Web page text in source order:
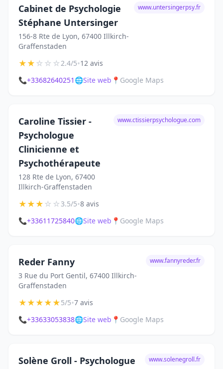
Cabinet de Psychologie
Stéphane Untersinger
156-8 Rte de Lyon, 67400 Illkirch-
Graffenstaden
www.untersingerpsy.fr
★★☆☆☆2.4/5•12 avis
📞+33682640251 🌐Site web 📍 Google Maps
Caroline Tissier -
Psychologue
Clinicienne et
Psychothérapeute
128 Rte de Lyon, 67400
Illkirch-Graffenstaden
www.ctissierpsychologue.com
★★★☆☆3.5/5•8 avis
📞+33611725840🌐Site web 📍 Google Maps
Reder Fanny
3 Rue du Port Gentil, 67400 Illkirch-
Graffenstaden
www.fannyreder.fr
★★★★★5/5•7 avis
📞+33633053838🌐Site web 📍 Google Maps
Solène Groll - Psychologue www.solenegroll.fr